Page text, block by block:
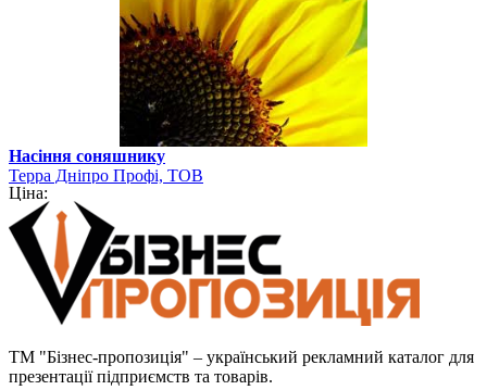
Насіння соняшнику
Терра Дніпро Профі, ТОВ
Ціна:
ТМ "Бізнес-пропозиція" – український рекламний каталог для
презентації підприємств та товарів.